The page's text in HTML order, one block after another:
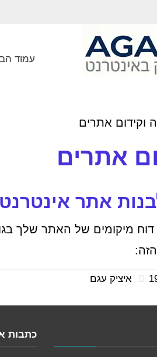
עמוד
וקידום אתרים
אתרים
אתר אינטרנט
איציק עגם
כתבות